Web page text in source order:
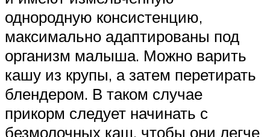
однородную консистенцию,
максимально адаптированы под
организм малыша. Можно варить
кашу из крупы, а затем перетирать
блендером. В таком случае
прикорм следует начинать с
безмолочных каш, чтобы они легче